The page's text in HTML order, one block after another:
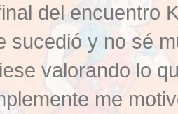
del encuentro
sucedió y no sé
valorando lo
me